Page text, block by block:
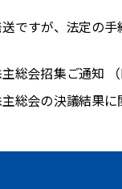
ですが、法定の
総会招集ご通知 （
総会の決議結果に